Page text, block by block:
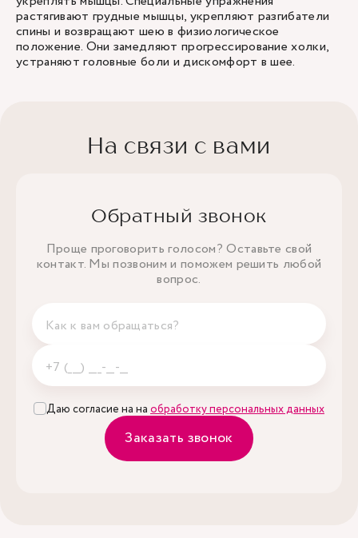
растягивают грудные мышцы, укрепляют разгибатели
спины и возвращают шею в физиологическое
положение. Они замедляют прогрессирование холки,
устраняют головные боли и дискомфорт в шее.
На связи с вами
Обратный звонок
Проще проговорить голосом? Оставьте свой
контакт. Мы позвоним и поможем решить любой
вопрос.
Даю согласие на на обработку персональных данных
Заказать звонок